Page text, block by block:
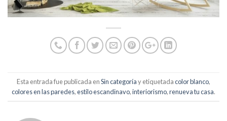
Esta entrada fue publicada enSin categoríay etiquetadacolor blanco,
colores en las paredes,estilo escandinavo,interiorismo,renueva tu casa.